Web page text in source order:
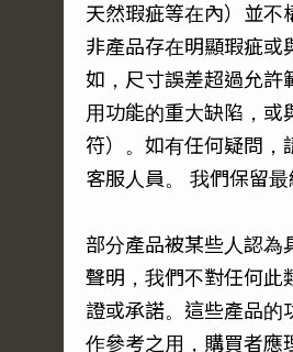
天然瑕疵等在內）並不
非產品存在明顯瑕疵或
如，尺寸誤差超過允許
用功能的重大缺陷，或
符）。如有任何疑問，
客服人員。 我們保留最
部分產品被某些人認為
聲明，我們不對任何此
證或承諾。這些產品的
作參考之用，購買者應